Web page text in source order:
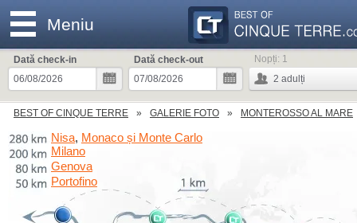
Meniu
Dată check-in
Dată check-out
2 adulți
Nopți: 1
BEST OF CINQUE TERRE GALERIE FOTO MONTEROSSO AL MARE
Genova
Milano
Nisa, Monaco și Monte Carlo
Portofino